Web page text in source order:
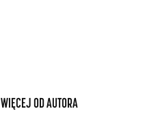
WIĘCEJ OD AUTORA